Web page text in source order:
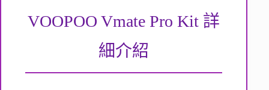
VOOPOO Vmate Pro Kit 詳
細介紹